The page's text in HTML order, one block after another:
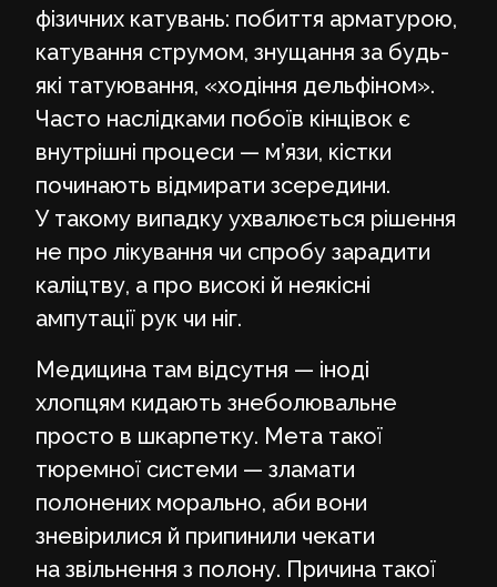
фізичних катувань: побиття арматурою,
катування струмом, знущання за будь-
які татуювання, «ходіння дельфіном».
Часто наслідками побоїв кінцівок є
внутрішні процеси — м’язи, кістки
починають відмирати зсередини.
У такому випадку ухвалюється рішення
не про лікування чи спробу зарадити
каліцтву, а про високі й неякісні
ампутації рук чи ніг.
Медицина там відсутня — іноді
хлопцям кидають знеболювальне
просто в шкарпетку. Мета такої
тюремної системи — зламати
полонених морально, аби вони
зневірилися й припинили чекати
на звільнення з полону. Причина такої